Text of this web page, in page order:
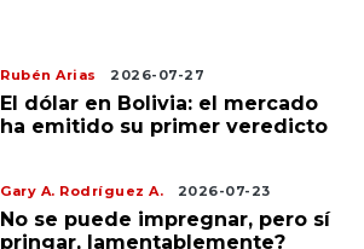
Rubén Arias 2026-07-27
El dólar en Bolivia: el mercado
ha emitido su primer veredicto
Gary A. Rodríguez A. 2026-07-23
No se puede impregnar, pero sí
pringar, lamentablemente?